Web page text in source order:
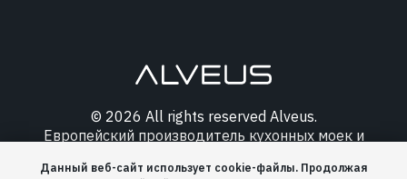
© 2026 All rights reserved Alveus.
Европейский производитель кухонных моек и
Данный веб-сайт использует cookie-файлы. Продолжая